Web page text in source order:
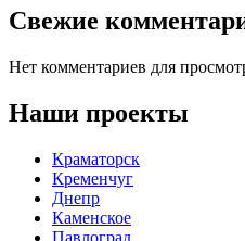
Свежие
Нет комментариев для
Наши проекты
Краматорск
Кременчуг
Днепр
Каменское
Павлоград